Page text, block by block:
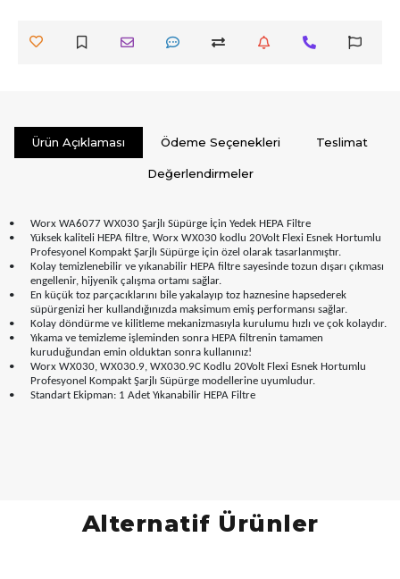
Ürün Açıklaması Ödeme Seçenekleri Teslimat
Değerlendirmeler
•
Worx WA6077 WX030 Şarjlı Süpürge İçin Yedek HEPA Filtre
•
Yüksek kaliteli HEPA filtre, Worx WX030 kodlu 20Volt Flexi Esnek Hortumlu
Profesyonel Kompakt Şarjlı Süpürge için özel olarak tasarlanmıştır.
•
Kolay temizlenebilir ve yıkanabilir HEPA filtre sayesinde tozun dışarı çıkması
engellenir, hijyenik çalışma ortamı sağlar.
•
En küçük toz parçacıklarını bile yakalayıp toz haznesine hapsederek
süpürgenizi her kullandığınızda maksimum emiş performansı sağlar.
•
Kolay döndürme ve kilitleme mekanizmasıyla kurulumu hızlı ve çok kolaydır.
•
Yıkama ve temizleme işleminden sonra HEPA filtrenin tamamen
kuruduğundan emin olduktan sonra kullanınız!
•
Worx WX030, WX030.9, WX030.9C Kodlu 20Volt Flexi Esnek Hortumlu
Profesyonel Kompakt Şarjlı Süpürge modellerine uyumludur.
•
Standart Ekipman: 1 Adet Yıkanabilir HEPA Filtre
Alternatif Ürünler